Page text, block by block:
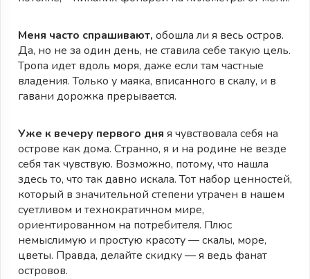
Меня часто спрашивают, обошла ли я весь остров.
Да, но не за один день, не ставила себе такую цель.
Тропа идет вдоль моря, даже если там частные
владения. Только у маяка, вписанного в скалу, и в
гавани дорожка прерывается.
Уже к вечеру первого дня я чувствовала себя на
острове как дома. Странно, я и на родине не везде
себя так чувствую. Возможно, потому, что нашла
здесь то, что так давно искала. Тот набор ценностей,
который в значительной степени утрачен в нашем
суетливом и технократичном мире,
ориентированном на потребителя. Плюс
немыслимую и простую красоту — скалы, море,
цветы. Правда, делайте скидку — я ведь фанат
островов.